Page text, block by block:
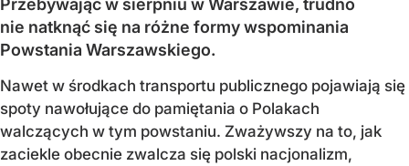
Przebywając w sierpniu w Warszawie, trudno
nie natknąć się na różne formy wspominania
Powstania Warszawskiego.
Nawet w środkach transportu publicznego pojawiają się
spoty nawołujące do pamiętania o Polakach
walczących w tym powstaniu. Zważywszy na to, jak
zaciekle obecnie zwalcza się polski nacjonalizm,